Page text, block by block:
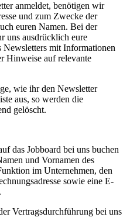
anmeldet, benötigen wir
und zum Zwecke der
euren Namen. Bei der
uns ausdrücklich eure
mit Informationen
Hinweise auf relevante
wie ihr den Newsletter
aus, so werden die
gelöscht.
das Jobboard bei uns buchen
und Vornamen des
im Unternehmen, den
sowie eine E-
Vertragsdurchführung bei uns